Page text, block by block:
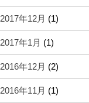
2017年12月 (1)
2017年1月 (1)
2016年12月 (2)
2016年11月 (1)